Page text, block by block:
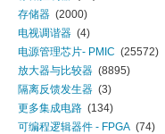
存储器 (2000)
电视调谐器 (4)
电源管理芯片- PMIC (25572)
放大器与比较器 (8895)
隔离反馈发生器 (3)
更多集成电路 (134)
可编程逻辑器件 - FPGA (74)